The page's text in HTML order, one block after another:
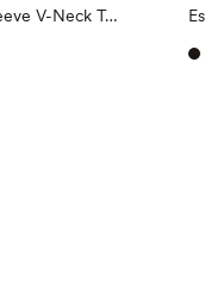
Essential Short Sleeve V-Neck Tee